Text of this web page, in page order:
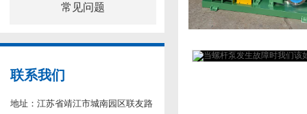
常见问题
联系我们
地址：江苏省靖江市城南园区联友路